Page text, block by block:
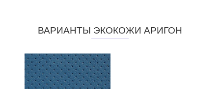
ВАРИАНТЫ ЭКОКОЖИ АРИГОН